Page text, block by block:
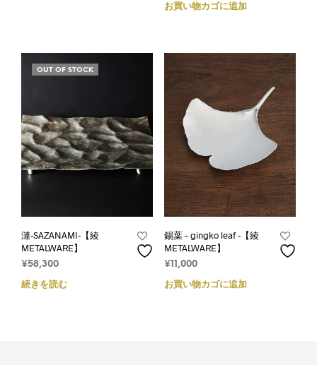
お買い物カゴに追加
OUT OF STOCK
漣-SAZANAMI-【綾
METALWARE】
¥58,300
続きを読む
錫葉 – gingko leaf -【綾
METALWARE】
¥11,000
お買い物カゴに追加